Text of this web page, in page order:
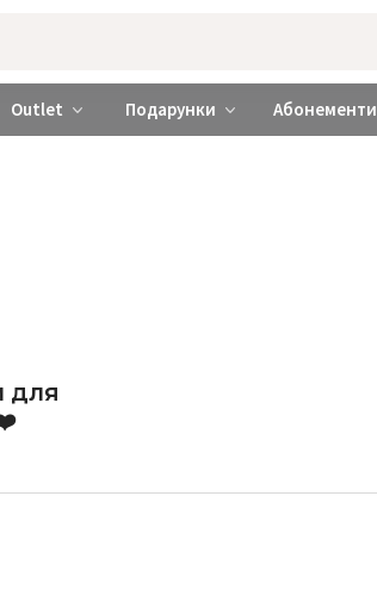
Outlet Подарунки Абонементи
для